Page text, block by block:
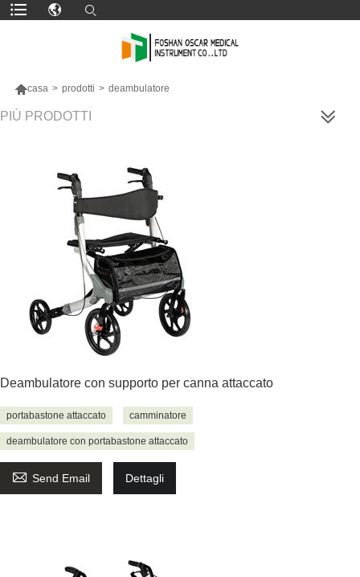
casa > prodotti > deambulatore
PIÙ PRODOTTI
Deambulatore con supporto per canna attaccato
portabastone attaccato camminatore
deambulatore con portabastone attaccato
 Send Email Dettagli